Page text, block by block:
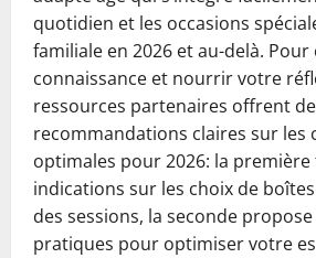
quotidien et les occasions
familiale en 2026 et au-delà.
connaissance et nourrir votre
ressources partenaires offrent
recommandations claires sur les
optimales pour 2026: la
indications sur les choix de
des sessions, la seconde
pratiques pour optimiser votre